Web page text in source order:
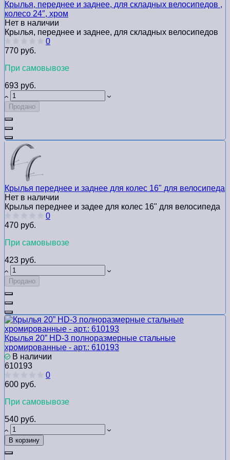
Крылья, переднее и заднее, для складных велосипедов ,
колесо 24″, хром
Нет в наличии
Крылья, переднее и заднее, для складных велосипедов
0
770 руб.
При самовывозе
693 руб.
Продано
Крылья переднее и заднее для колес 16" для велосипедa
Нет в наличии
Крылья переднее и задее для колес 16" для велосипедa
0
470 руб.
При самовывозе
423 руб.
Продано
Крылья 20” HD-3 полноразмерные стальные
хромированные - арт.: 610193
В наличии
610193
0
600 руб.
При самовывозе
540 руб.
В корзину